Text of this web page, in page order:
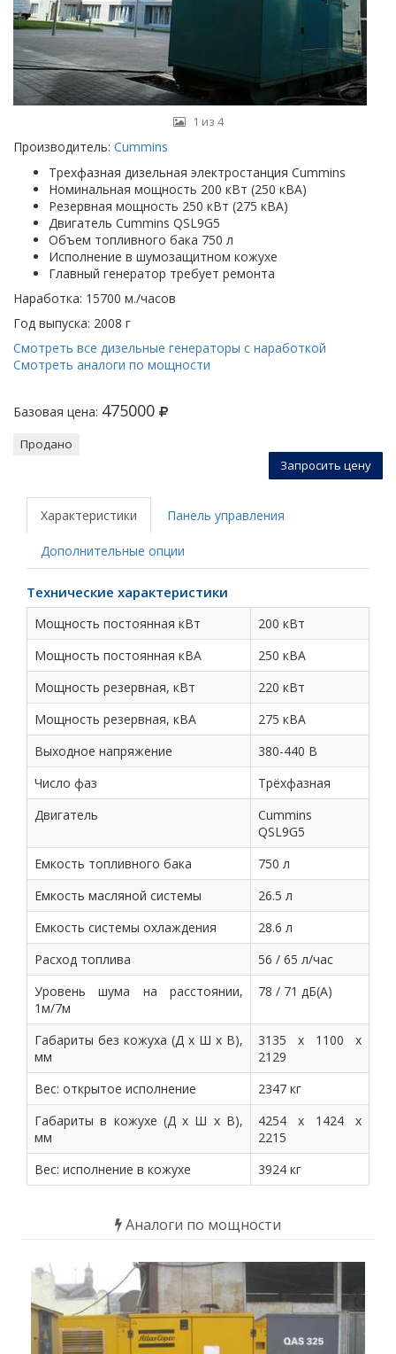
1 из 4
Производитель: Cummins
Трехфазная дизельная электростанция Cummins
Номинальная мощность 200 кВт (250 кВА)
Резервная мощность 250 кВт (275 кВА)
Двигатель Cummins QSL9G5
Объем топливного бака 750 л
Исполнение в шумозащитном кожухе
Главный генератор требует ремонта
Наработка: 15700 м./часов
Год выпуска: 2008 г
Смотреть все дизельные генераторы с наработкой
Смотреть аналоги по мощности
Базовая цена: 475000
Продано
Запросить цену
Характеристики Панель управления
Дополнительные опции
Технические характеристики
Мощность постоянная кВт
200 кВт
Мощность постоянная кВА
250 кВА
Мощность резервная, кВт
220 кВт
Мощность резервная, кВА
275 кВА
Выходное напряжение
380-440 В
Число фаз
Трёхфазная
Двигатель
Cummins
QSL9G5
Емкость топливного бака
750 л
Емкость масляной системы
26.5 л
Емкость системы охлаждения
28.6 л
Расход топлива
56 / 65 л/час
Уровень шума на расстоянии,
1м/7м
78 / 71 дБ(А)
Габариты без кожуха (Д х Ш х В),
мм
3135 х 1100 х
2129
Вес: открытое исполнение
2347 кг
Габариты в кожухе (Д х Ш х В),
мм
4254 х 1424 х
2215
Вес: исполнение в кожухе
3924 кг
Аналоги по мощности